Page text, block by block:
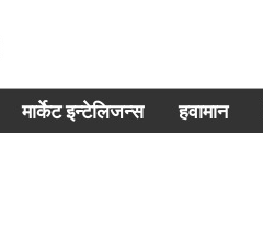
मार्केट इन्टेलिजन्स हवामान